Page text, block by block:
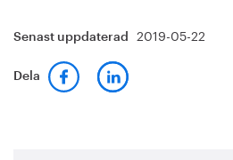
Senast uppdaterad 2019-05-22
Dela